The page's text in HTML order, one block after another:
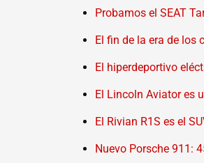
Probamos el SEAT
El fin de la era de los
El hiperdeportivo
El Lincoln Aviator es
El Rivian R1S es el
Nuevo Porsche 911: